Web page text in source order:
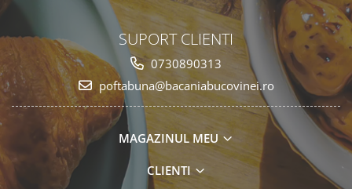
SUPORT CLIENTI
0730890313
poftabuna@bacaniabucovinei.ro
MAGAZINUL MEU
CLIENTI